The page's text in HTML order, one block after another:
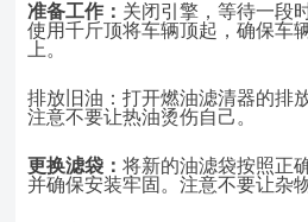
准备工作： 关闭引擎，等待一段
使用千斤顶将车辆顶起，确保车
上。
排放旧油：打开燃油滤清器的排
注意不要让热油烫伤自己。
更换滤袋：将新的油滤袋按照正
并确保安装牢固。注意不要让杂